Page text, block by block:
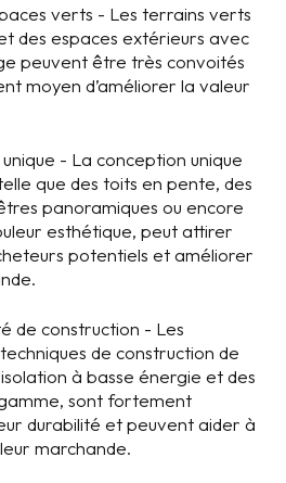
verts - Les terrains verts
des espaces extérieurs avec
peuvent être très convoités
moyen d’améliorer la valeur
- La conception unique
que des toits en pente, des
panoramiques ou encore
esthétique, peut attirer
potentiels et améliorer
de construction - Les
de construction de
à basse énergie et des
sont fortement
durabilité et peuvent aider à
marchande.